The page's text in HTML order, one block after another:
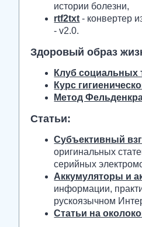
истории болезни,
rtf2txt - конвертер
- v2.0.
Здоровый образ
Клуб социальных
Курс
Метод
Статьи:
Субъективный
оригинальных
серийных
Аккумуляторы и
информации,
рускоязычном
Статьи на